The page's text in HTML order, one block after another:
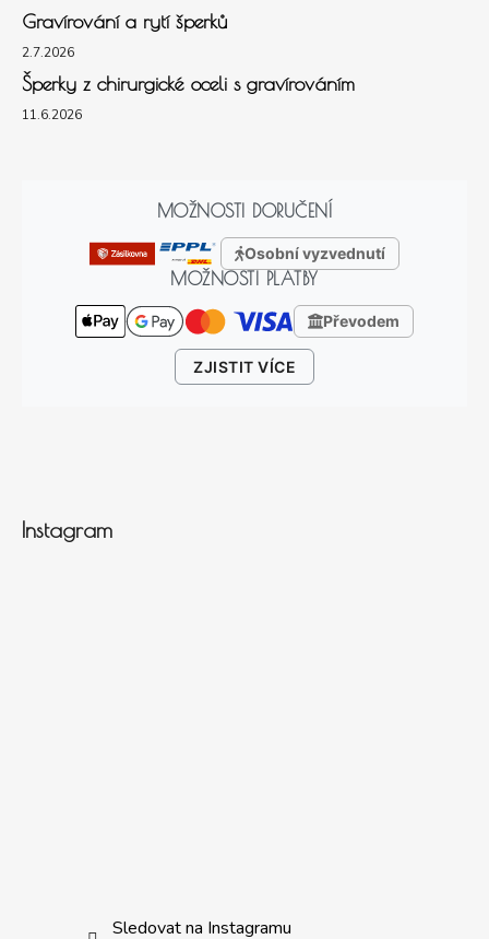
Gravírování a rytí šperků
2.7.2026
Šperky z chirurgické oceli s gravírováním
11.6.2026
MOŽNOSTI DORUČENÍ
Osobní vyzvednutí
MOŽNOSTI PLATBY
Převodem
ZJISTIT VÍCE
Instagram
Sledovat na Instagramu